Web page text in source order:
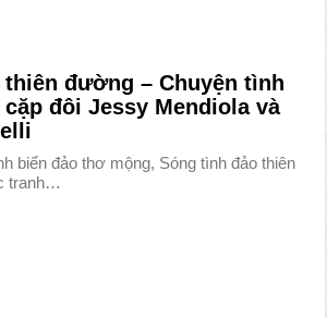
đường – Chuyện tình
đôi Jessy Mendiola và
biển đảo thơ mộng, Sóng tình đảo thiên
tranh…